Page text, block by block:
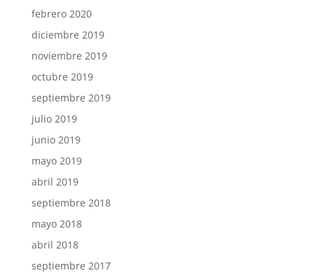
febrero 2020
diciembre 2019
noviembre 2019
octubre 2019
septiembre 2019
julio 2019
junio 2019
mayo 2019
abril 2019
septiembre 2018
mayo 2018
abril 2018
septiembre 2017